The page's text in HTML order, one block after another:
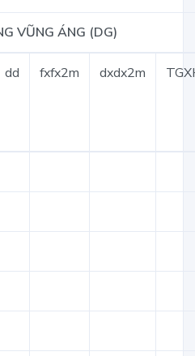
VŨNG ÁNG (DG)
dd fxfx2m dxdx2m